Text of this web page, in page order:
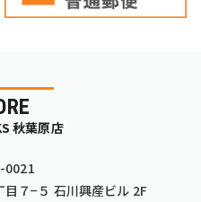
秋葉原店
0021
７−５ 石川興産ビル 2F